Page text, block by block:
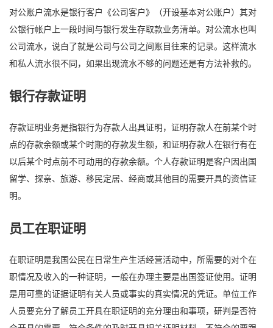
对公账户流水是银行客户《公司客户》（开设基本对公账户）其对
公银行帐户上一段时间与银行发生存取款业务清单。对公流水也叫
公司流水，说白了就是公司与公司之间账目往来的记录。这样流水
和私人流水很不同，如果出现流水不够的问题还是有方法补救的。
银行存款证明
存款证明业务是指银行为存款人出具证明，证明存款人在前某个时
点的存款余额或某个时期的存款发生额，和证明存款人在银行有在
以后某个时点前不可动用的存款余额。个人存款证明是客户因出国
留学、探亲、旅游、移民定居、经商或其他目的需要开具的资信证
明。
员工在职证明
在职证明是我国公民在日常生产生活经营活动中，所需要的对个在
职情况及收入的一种证明，一般在办理主要是出国签证使用。证明
是用可靠的证据证明有关人员或事实的真实情况的凭证。单位工作
人员要充分了解员工开具在职证明的充分理由和事项，研判是否符